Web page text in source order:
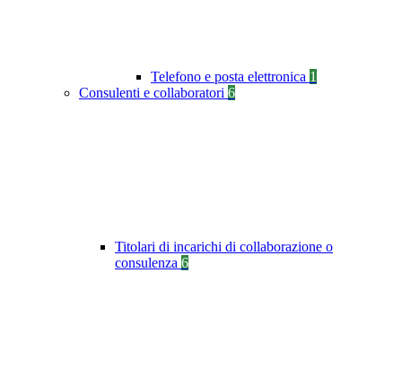
Telefono e posta elettronica 1
Consulenti e collaboratori 6
Titolari di incarichi di collaborazione o
consulenza 6